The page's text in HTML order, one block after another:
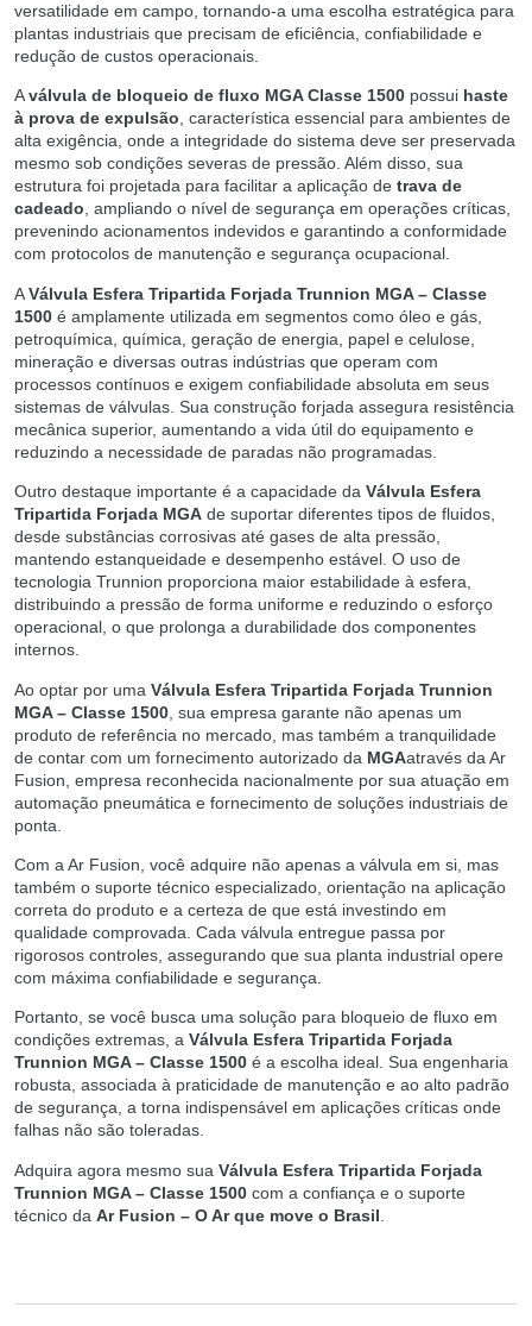
versatilidade em campo, tornando-a uma escolha estratégica para
plantas industriais que precisam de eficiência, confiabilidade e
redução de custos operacionais.
Aválvula de bloqueio de fluxo MGA Classe 1500 possui haste
à prova de expulsão, característica essencial para ambientes de
alta exigência, onde a integridade do sistema deve ser preservada
mesmo sob condições severas de pressão. Além disso, sua
estrutura foi projetada para facilitar a aplicação de trava de
cadeado, ampliando o nível de segurança em operações críticas,
prevenindo acionamentos indevidos e garantindo a conformidade
com protocolos de manutenção e segurança ocupacional.
AVálvula Esfera Tripartida Forjada Trunnion MGA – Classe
1500 é amplamente utilizada em segmentos como óleo e gás,
petroquímica, química, geração de energia, papel e celulose,
mineração e diversas outras indústrias que operam com
processos contínuos e exigem confiabilidade absoluta em seus
sistemas de válvulas. Sua construção forjada assegura resistência
mecânica superior, aumentando a vida útil do equipamento e
reduzindo a necessidade de paradas não programadas.
Outro destaque importante é a capacidade da Válvula Esfera
Tripartida Forjada MGA de suportar diferentes tipos de fluidos,
desde substâncias corrosivas até gases de alta pressão,
mantendo estanqueidade e desempenho estável. O uso de
tecnologia Trunnion proporciona maior estabilidade à esfera,
distribuindo a pressão de forma uniforme e reduzindo o esforço
operacional, o que prolonga a durabilidade dos componentes
internos.
Ao optar por uma Válvula Esfera Tripartida Forjada Trunnion
MGA – Classe 1500 , sua empresa garante não apenas um
produto de referência no mercado, mas também a tranquilidade
de contar com um fornecimento autorizado da MGAatravés da Ar
Fusion, empresa reconhecida nacionalmente por sua atuação em
automação pneumática e fornecimento de soluções industriais de
ponta.
Com a Ar Fusion, você adquire não apenas a válvula em si, mas
também o suporte técnico especializado, orientação na aplicação
correta do produto e a certeza de que está investindo em
qualidade comprovada. Cada válvula entregue passa por
rigorosos controles, assegurando que sua planta industrial opere
com máxima confiabilidade e segurança.
Portanto, se você busca uma solução para bloqueio de fluxo em
condições extremas, a Válvula Esfera Tripartida Forjada
Trunnion MGA – Classe 1500 é a escolha ideal. Sua engenharia
robusta, associada à praticidade de manutenção e ao alto padrão
de segurança, a torna indispensável em aplicações críticas onde
falhas não são toleradas.
Adquira agora mesmo sua Válvula Esfera Tripartida Forjada
Trunnion MGA – Classe 1500 com a confiança e o suporte
técnico da Ar Fusion – O Ar que move o Brasil